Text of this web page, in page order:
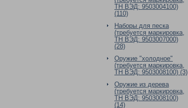
ТН ВЭД: 9503004100)
(110)
Наборы для песка
(требуется маркировка,
ТН ВЭД: 9503007000)
(28)
Оружие "холодное"
(требуется маркировка,
ТН ВЭД: 9503008100) (3)
Оружие из дерева
(требуется маркировка,
ТН ВЭД: 9503008100)
(14)